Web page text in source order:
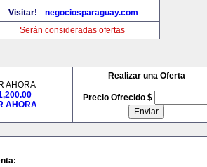
Visitar!
negociosparaguay.com
Serán consideradas ofertas
AHORA
AHORA
Realizar una Oferta
Precio Ofrecido $